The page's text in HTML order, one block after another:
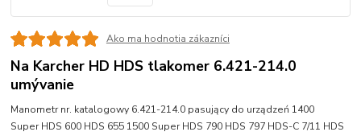
Ako ma hodnotia zákazníci
Na Karcher HD HDS tlakomer 6.421-214.0
umývanie
Manometr nr. katalogowy 6.421-214.0 pasujący do urządzeń 1400
Super HDS 600 HDS 655 1500 Super HDS 790 HDS 797 HDS-C 7/11 HDS